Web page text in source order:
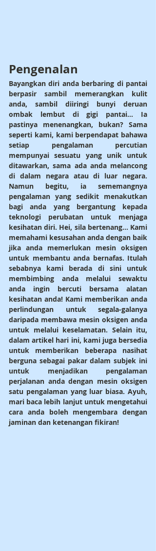
Pengenalan
Bayangkan diri anda berbaring di pantai
berpasir sambil memerangkan kulit
anda, sambil diiringi bunyi deruan
ombak lembut di gigi pantai... Ia
pastinya menenangkan, bukan? Sama
seperti kami, kami berpendapat bahawa
setiap pengalaman percutian
mempunyai sesuatu yang unik untuk
ditawarkan, sama ada anda melancong
di dalam negara atau di luar negara.
Namun begitu, ia sememangnya
pengalaman yang sedikit menakutkan
bagi anda yang bergantung kepada
teknologi perubatan untuk menjaga
kesihatan diri. Hei, sila bertenang... Kami
memahami kesusahan anda dengan baik
jika anda memerlukan mesin oksigen
untuk membantu anda bernafas. Itulah
sebabnya kami berada di sini untuk
membimbing anda melalui sewaktu
anda ingin bercuti bersama alatan
kesihatan anda! Kami memberikan anda
perlindungan untuk segala-galanya
daripada membawa mesin oksigen anda
untuk melalui keselamatan. Selain itu,
dalam artikel hari ini, kami juga bersedia
untuk memberikan beberapa nasihat
berguna sebagai pakar dalam subjek ini
untuk menjadikan pengalaman
perjalanan anda dengan mesin oksigen
satu pengalaman yang luar biasa. Ayuh,
mari baca lebih lanjut untuk mengetahui
cara anda boleh mengembara dengan
jaminan dan ketenangan fikiran!